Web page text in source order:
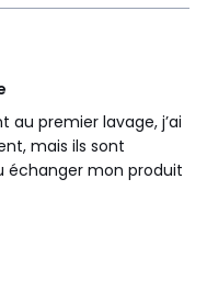
premier lavage, j’ai
mais ils sont
échanger mon produit